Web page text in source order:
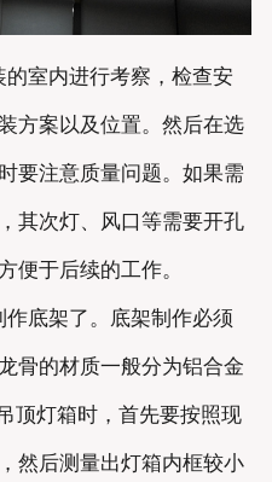
室内进行考察，检查安
方案以及位置。然后在选
要注意质量问题。如果需
其次灯、风口等需要开孔
便于后续的工作。
底架了。底架制作必须
骨的材质一般分为铝合金
顶灯箱时，首先要按照现
然后测量出灯箱内框较小